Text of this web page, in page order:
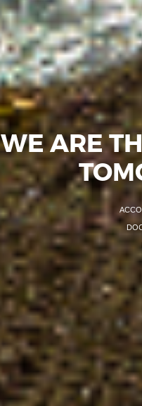
WE ARE